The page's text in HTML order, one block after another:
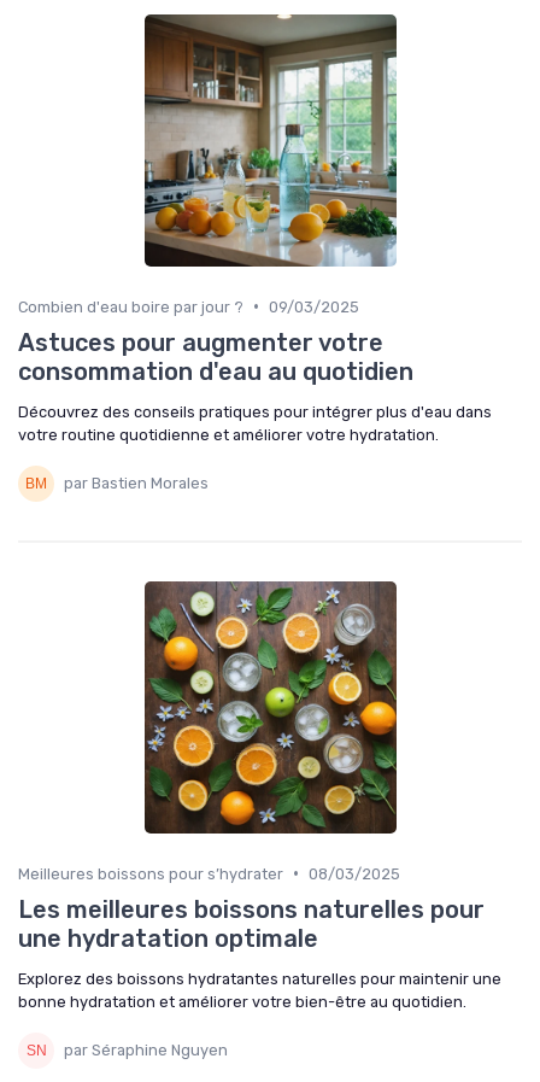
Combien d'eau boire par jour ? • 09/03/2025
Astuces pour augmenter votre
consommation d'eau au quotidien
Découvrez des conseils pratiques pour intégrer plus d'eau dans
votre routine quotidienne et améliorer votre hydratation.
par Bastien Morales
Meilleures boissons pour s’hydrater • 08/03/2025
Les meilleures boissons naturelles pour
une hydratation optimale
Explorez des boissons hydratantes naturelles pour maintenir une
bonne hydratation et améliorer votre bien-être au quotidien.
par Séraphine Nguyen